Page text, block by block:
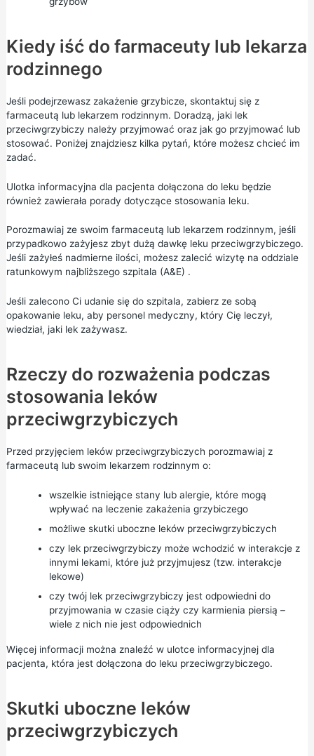
Kiedy iść do farmaceuty lub lekarza
rodzinnego
Jeśli podejrzewasz zakażenie grzybicze, skontaktuj się z
farmaceutą lub lekarzem rodzinnym. Doradzą, jaki lek
przeciwgrzybiczy należy przyjmować oraz jak go przyjmować lub
stosować. Poniżej znajdziesz kilka pytań, które możesz chcieć im
zadać.
Ulotka informacyjna dla pacjenta dołączona do leku będzie
również zawierała porady dotyczące stosowania leku.
Porozmawiaj ze swoim farmaceutą lub lekarzem rodzinnym, jeśli
przypadkowo zażyjesz zbyt dużą dawkę leku przeciwgrzybiczego.
Jeśli zażyłeś nadmierne ilości, możesz zalecić wizytę na oddziale
ratunkowym najbliższego szpitala (A&E) .
Jeśli zalecono Ci udanie się do szpitala, zabierz ze sobą
opakowanie leku, aby personel medyczny, który Cię leczył,
wiedział, jaki lek zażywasz.
Rzeczy do rozważenia podczas
stosowania leków
przeciwgrzybiczych
Przed przyjęciem leków przeciwgrzybiczych porozmawiaj z
farmaceutą lub swoim lekarzem rodzinnym o:
wszelkie istniejące stany lub alergie, które mogą
wpływać na leczenie zakażenia grzybiczego
możliwe skutki uboczne leków przeciwgrzybiczych
czy lek przeciwgrzybiczy może wchodzić w interakcje z
innymi lekami, które już przyjmujesz (tzw. interakcje
lekowe)
czy twój lek przeciwgrzybiczy jest odpowiedni do
przyjmowania w czasie ciąży czy karmienia piersią –
wiele z nich nie jest odpowiednich
Więcej informacji można znaleźć w ulotce informacyjnej dla
pacjenta, która jest dołączona do leku przeciwgrzybiczego.
Skutki uboczne leków
przeciwgrzybiczych